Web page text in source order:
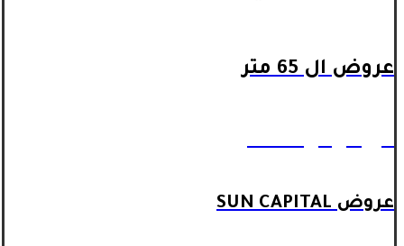
عروض ال 65 متر
عروض ال 90 متر
عروض SUN CAPITAL